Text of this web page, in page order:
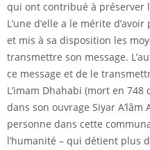
qui ont contribué à préserver
L’une d’elle a le mérite
et mis à sa disposition les
transmettre son message.
ce message et de le
L’imam Dhahabi (mort en 748
dans son ouvrage Siyar A’lâm
personne dans cette
l’humanité – qui détient plus